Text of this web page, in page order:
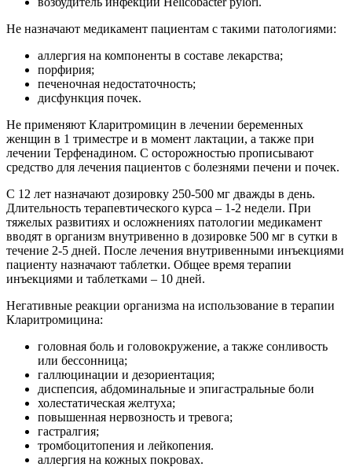
Не назначают медикамент пациентам с такими патологиями:
аллергия на компоненты в составе лекарства;
порфирия;
печеночная недостаточность;
дисфункция почек.
Не применяют Кларитромицин в лечении беременных
женщин в 1 триместре и в момент лактации, а также при
лечении Терфенадином. С осторожностью прописывают
средство для лечения пациентов с болезнями печени и почек.
С 12 лет назначают дозировку 250-500 мг дважды в день.
Длительность терапевтического курса – 1-2 недели. При
тяжелых развитиях и осложнениях патологии медикамент
вводят в организм внутривенно в дозировке 500 мг в сутки в
течение 2-5 дней. После лечения внутривенными инъекциями
пациенту назначают таблетки. Общее время терапии
инъекциями и таблетками – 10 дней.
Негативные реакции организма на использование в терапии
Кларитромицина:
головная боль и головокружение, а также сонливость
или бессонница;
галлюцинации и дезориентация;
диспепсия, абдоминальные и эпигастральные боли
холестатическая желтуха;
повышенная нервозность и тревога;
гастралгия;
тромбоцитопения и лейкопения.
аллергия на кожных покровах.